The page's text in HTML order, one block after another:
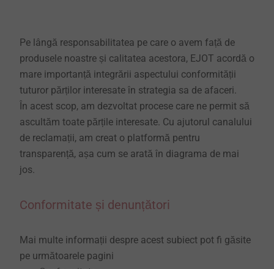
Pe lângă responsabilitatea pe care o avem față de
produsele noastre și calitatea acestora, EJOT acordă o
mare importanță integrării aspectului conformității
tuturor părților interesate în strategia sa de afaceri.
În acest scop, am dezvoltat procese care ne permit să
ascultăm toate părțile interesate. Cu ajutorul canalului
de reclamații, am creat o platformă pentru
transparență, așa cum se arată în diagrama de mai
jos.
Conformitate și denunțători
Mai multe informații despre acest subiect pot fi găsite
pe următoarele pagini